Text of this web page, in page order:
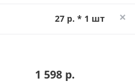
27 р. * 1 шт
1 598 р.